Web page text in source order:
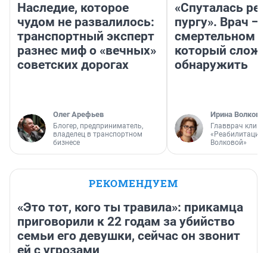
Наследие, которое
чудом не развалилось:
транспортный эксперт
разнес миф о «вечных»
советских дорогах
Олег Арефьев
Блогер, предприниматель,
владелец в транспортном
бизнесе
«Спуталась
пургу». Врач —
смертельном
который
обнаружить
Ирина Волкова
Главврач
«Реабилитация
Волковой»
РЕКОМЕНДУЕМ
«Это тот, кого ты травила»: прикамца
приговорили к 22 годам за убийство
семьи его девушки, сейчас он звонит